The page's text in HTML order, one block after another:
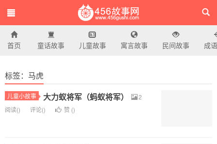
首页 童话故事 儿童故事 寓言故事 民间故事 成
标签：马虎
儿童小故事 大力蚁将军（蚂蚁将军）
2
阅读() 评论() 赞 ()